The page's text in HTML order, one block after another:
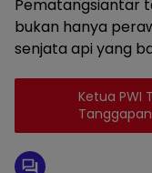
Pematangsiantar
bukan hanya
senjata api yang
Ketua PWI